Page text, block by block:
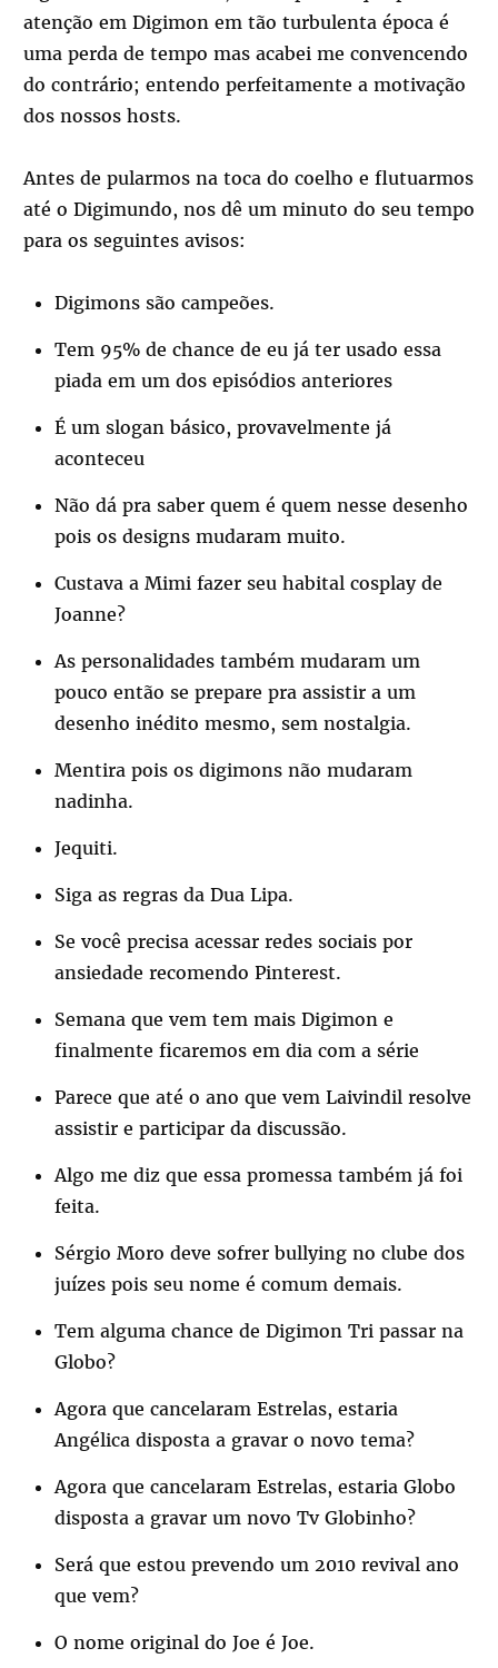
atenção em Digimon em tão turbulenta época é
uma perda de tempo mas acabei me convencendo
do contrário; entendo perfeitamente a motivação
dos nossos hosts.
Antes de pularmos na toca do coelho e flutuarmos
até o Digimundo, nos dê um minuto do seu tempo
para os seguintes avisos:
Digimons são campeões.
Tem 95% de chance de eu já ter usado essa
piada em um dos episódios anteriores
É um slogan básico, provavelmente já
aconteceu
Não dá pra saber quem é quem nesse desenho
pois os designs mudaram muito.
Custava a Mimi fazer seu habital cosplay de
Joanne?
As personalidades também mudaram um
pouco então se prepare pra assistir a um
desenho inédito mesmo, sem nostalgia.
Mentira pois os digimons não mudaram
nadinha.
Jequiti.
Siga as regras da Dua Lipa.
Se você precisa acessar redes sociais por
ansiedade recomendo Pinterest.
Semana que vem tem mais Digimon e
finalmente ficaremos em dia com a série
Parece que até o ano que vem Laivindil resolve
assistir e participar da discussão.
Algo me diz que essa promessa também já foi
feita.
Sérgio Moro deve sofrer bullying no clube dos
juízes pois seu nome é comum demais.
Tem alguma chance de Digimon Tri passar na
Globo?
Agora que cancelaram Estrelas, estaria
Angélica disposta a gravar o novo tema?
Agora que cancelaram Estrelas, estaria Globo
disposta a gravar um novo Tv Globinho?
Será que estou prevendo um 2010 revival ano
que vem?
O nome original do Joe é Joe.